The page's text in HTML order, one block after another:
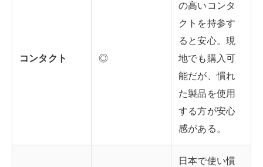
コンタクト ◎
の高いコンタ
クトを持参す
ると安心。現
地でも購入可
能だが、慣れ
た製品を使用
する方が安心
感がある。
日本で使い慣